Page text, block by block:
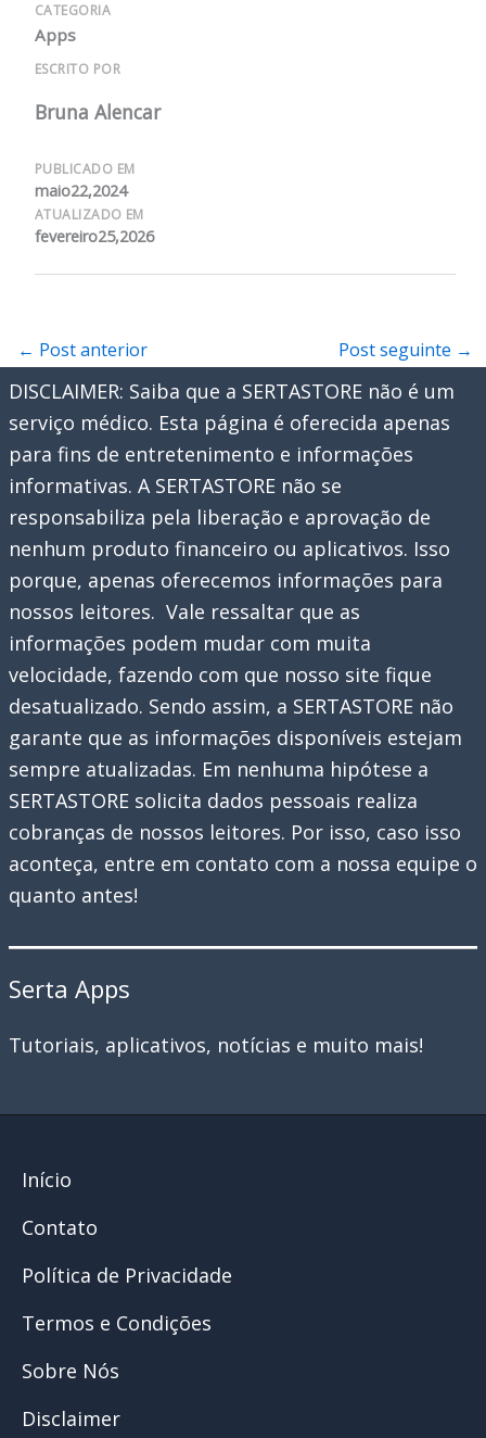
CATEGORIA
Apps
ESCRITO POR
Bruna Alencar
PUBLICADO EM
maio22,2024
ATUALIZADO EM
fevereiro25,2026
← Post anterior Post seguinte →
DISCLAIMER: Saiba que a SERTASTORE não é um
serviço médico. Esta página é oferecida apenas
para fins de entretenimento e informações
informativas. A SERTASTORE não se
responsabiliza pela liberação e aprovação de
nenhum produto financeiro ou aplicativos. Isso
porque, apenas oferecemos informações para
nossos leitores. Vale ressaltar que as
informações podem mudar com muita
velocidade, fazendo com que nosso site fique
desatualizado. Sendo assim, a SERTASTORE não
garante que as informações disponíveis estejam
sempre atualizadas. Em nenhuma hipótese a
SERTASTORE solicita dados pessoais realiza
cobranças de nossos leitores. Por isso, caso isso
aconteça, entre em contato com a nossa equipe o
quanto antes!
Serta Apps
Tutoriais, aplicativos, notícias e muito mais!
Início
Contato
Política de Privacidade
Termos e Condições
Sobre Nós
Disclaimer